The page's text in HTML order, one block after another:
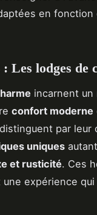
en fonction
Les lodges de
incarnent un
confort moderne
par leur
uniques
et rusticité. Ces
expérience